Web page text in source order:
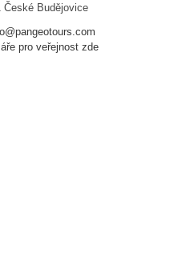
České Budějovice
pro veřejnost zde